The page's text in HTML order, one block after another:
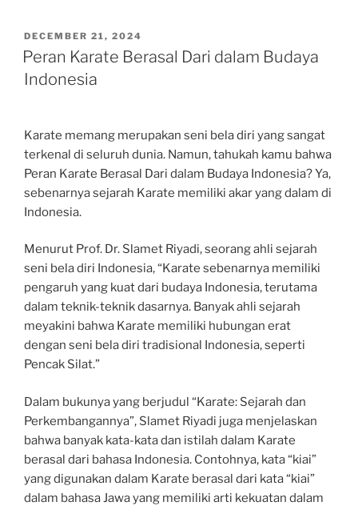
POSTED
ON
DECEMBER 21, 2024
Peran Karate Berasal Dari dalam Budaya
Indonesia
Karate memang merupakan seni bela diri yang sangat
terkenal di seluruh dunia. Namun, tahukah kamu bahwa
Peran Karate Berasal Dari dalam Budaya Indonesia? Ya,
sebenarnya sejarah Karate memiliki akar yang dalam di
Indonesia.
Menurut Prof. Dr. Slamet Riyadi, seorang ahli sejarah
seni bela diri Indonesia, “Karate sebenarnya memiliki
pengaruh yang kuat dari budaya Indonesia, terutama
dalam teknik-teknik dasarnya. Banyak ahli sejarah
meyakini bahwa Karate memiliki hubungan erat
dengan seni bela diri tradisional Indonesia, seperti
Pencak Silat.”
Dalam bukunya yang berjudul “Karate: Sejarah dan
Perkembangannya”, Slamet Riyadi juga menjelaskan
bahwa banyak kata-kata dan istilah dalam Karate
berasal dari bahasa Indonesia. Contohnya, kata “kiai”
yang digunakan dalam Karate berasal dari kata “kiai”
dalam bahasa Jawa yang memiliki arti kekuatan dalam